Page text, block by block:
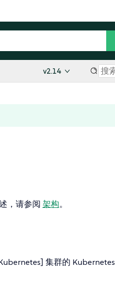
v2.14
，请参阅 架构。
集群的 Kubernetes